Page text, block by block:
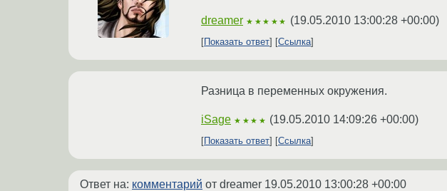
dreamer ★★★★★ (19.05.2010 13:00:28 +00:00)
Показать ответ Ссылка
Разница в переменных окружения.
iSage ★★★★ (19.05.2010 14:09:26 +00:00)
Показать ответ Ссылка
Ответ на: комментарий от dreamer 19.05.2010 13:00:28 +00:00